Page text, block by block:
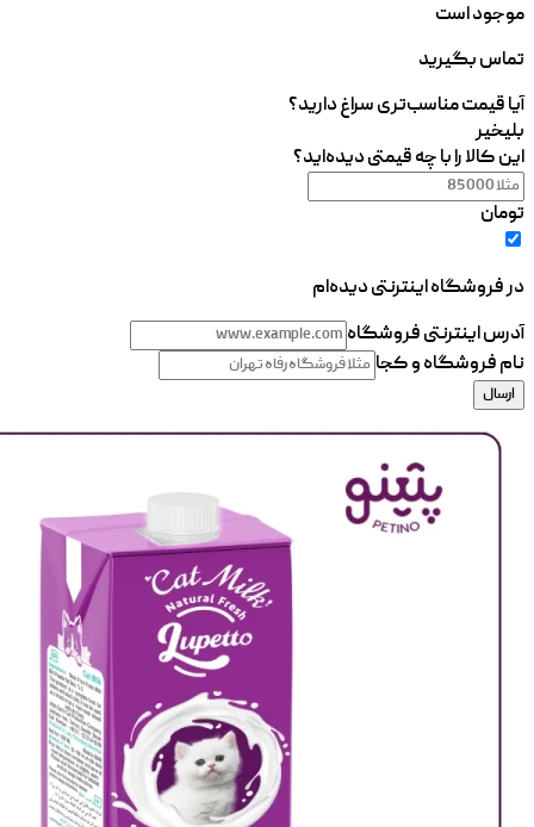
موجود است
تماس بگیرید
آیا قیمت مناسب‌تری سراغ دارید؟
بلیخیر
این کالا را با چه قیمتی دیده‌اید؟
تومان
در فروشگاه اینترنتی دیده‌ام
آدرس اینترنتی فروشگاه
نام فروشگاه و کجا